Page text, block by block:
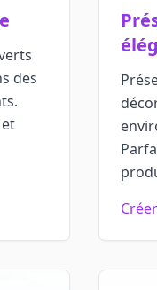
des